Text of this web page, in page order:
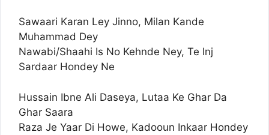
Sawaari Karan Ley Jinno, Milan Kande
Muhammad Dey
Nawabi/Shaahi Is No Kehnde Ney, Te Inj
Sardaar Hondey Ne
Hussain Ibne Ali Daseya, Lutaa Ke Ghar Da
Ghar Saara
Raza Je Yaar Di Howe, Kadooun Inkaar Hondey